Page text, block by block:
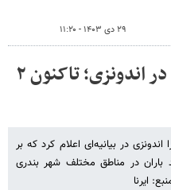
۲۹ دی ۱۴۰۳ - ۱۱:۲۰
ببینید | جاری شدن سیل در اندونزی؛ تاکنون ۲
در بیانیه‌ای اعلام کرد که بر
در مناطق مختلف شهر بندری